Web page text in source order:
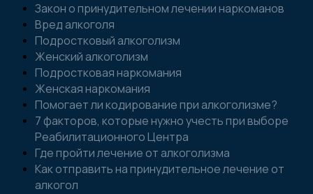
Закон о принудительном лечении наркоманов
Вред алкоголя
Подростковый алкоголизм
Женский алкоголизм
Подростковая наркомания
Женская наркомания
Помогает ли кодирование при алкоголизме?
7 факторов, которые нужно учесть при выборе
Реабилитационного Центра
Где пройти лечение от алкоголизма
Как отправить на принудительное лечение от
алкогол